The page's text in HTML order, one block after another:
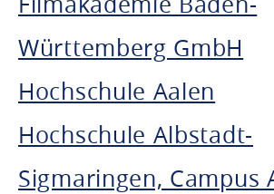
Württemberg GmbH
Hochschule Aalen
Hochschule Albstadt-
Sigmaringen, Campus